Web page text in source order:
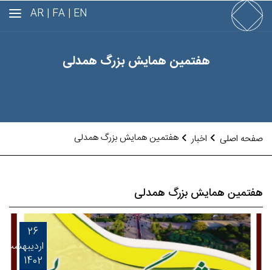
EN |
FA |
AR
هفتمین همایش بزرگ همدلی
صفحه اصلی اخبار هفتمین همایش بزرگ همدلی
هفتمین همایش بزرگ همدلی
26
اردیبهشت
1402